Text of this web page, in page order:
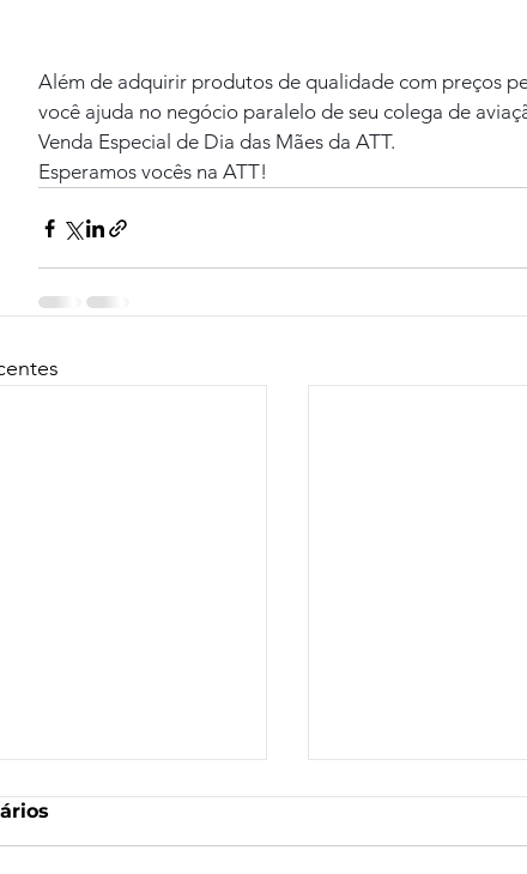
Além de adquirir produtos de qualidade com preços
você ajuda no negócio paralelo de seu colega de
Venda Especial de Dia das Mães da ATT.
Esperamos vocês na ATT!